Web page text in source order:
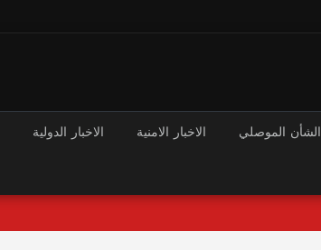
الشأن الموصلي الاخبار الامنية الاخبار الدولية